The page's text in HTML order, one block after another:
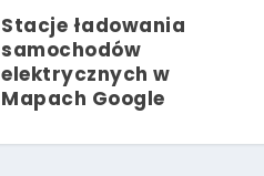
Stacje ładowania
samochodów
elektrycznych w
Mapach Google